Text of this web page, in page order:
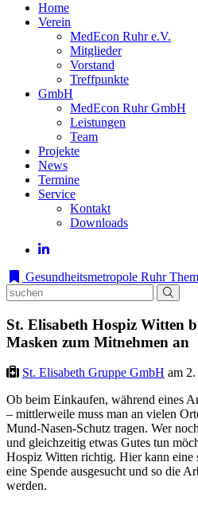
Home
Verein
MedEcon Ruhr e.V.
Mitglieder
Vorstand
Treffpunkte
GmbH
MedEcon Ruhr GmbH
Leistungen
Team
Projekte
News
Termine
Service
Kontakt
Downloads
Gesundheitsmetropole Ruhr
St. Elisabeth Hospiz Witten
Masken zum Mitnehmen an
St. Elisabeth Gruppe GmbH am
Ob beim Einkaufen, während eines
– mittlerweile muss man an vielen
Mund-Nasen-Schutz tragen. Wer
und gleichzeitig etwas Gutes tun
Hospiz Witten richtig. Hier kann eine
eine Spende ausgesucht und so die
werden.